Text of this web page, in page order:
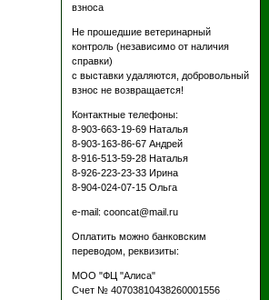
взноса
Не прошедшие ветеринарный
контроль (независимо от наличия
справки)
с выставки удаляются, добровольный
взнос не возвращается!
Контактные телефоны:
8-903-663-19-69 Наталья
8-903-163-86-67 Андрей
8-916-513-59-28 Наталья
8-926-223-23-33 Ирина
8-904-024-07-15 Ольга
e-mail: cooncat@mail.ru
Оплатить можно банковским
переводом, реквизиты:
МОО "ФЦ "Алиса"
Счет № 40703810438260001556